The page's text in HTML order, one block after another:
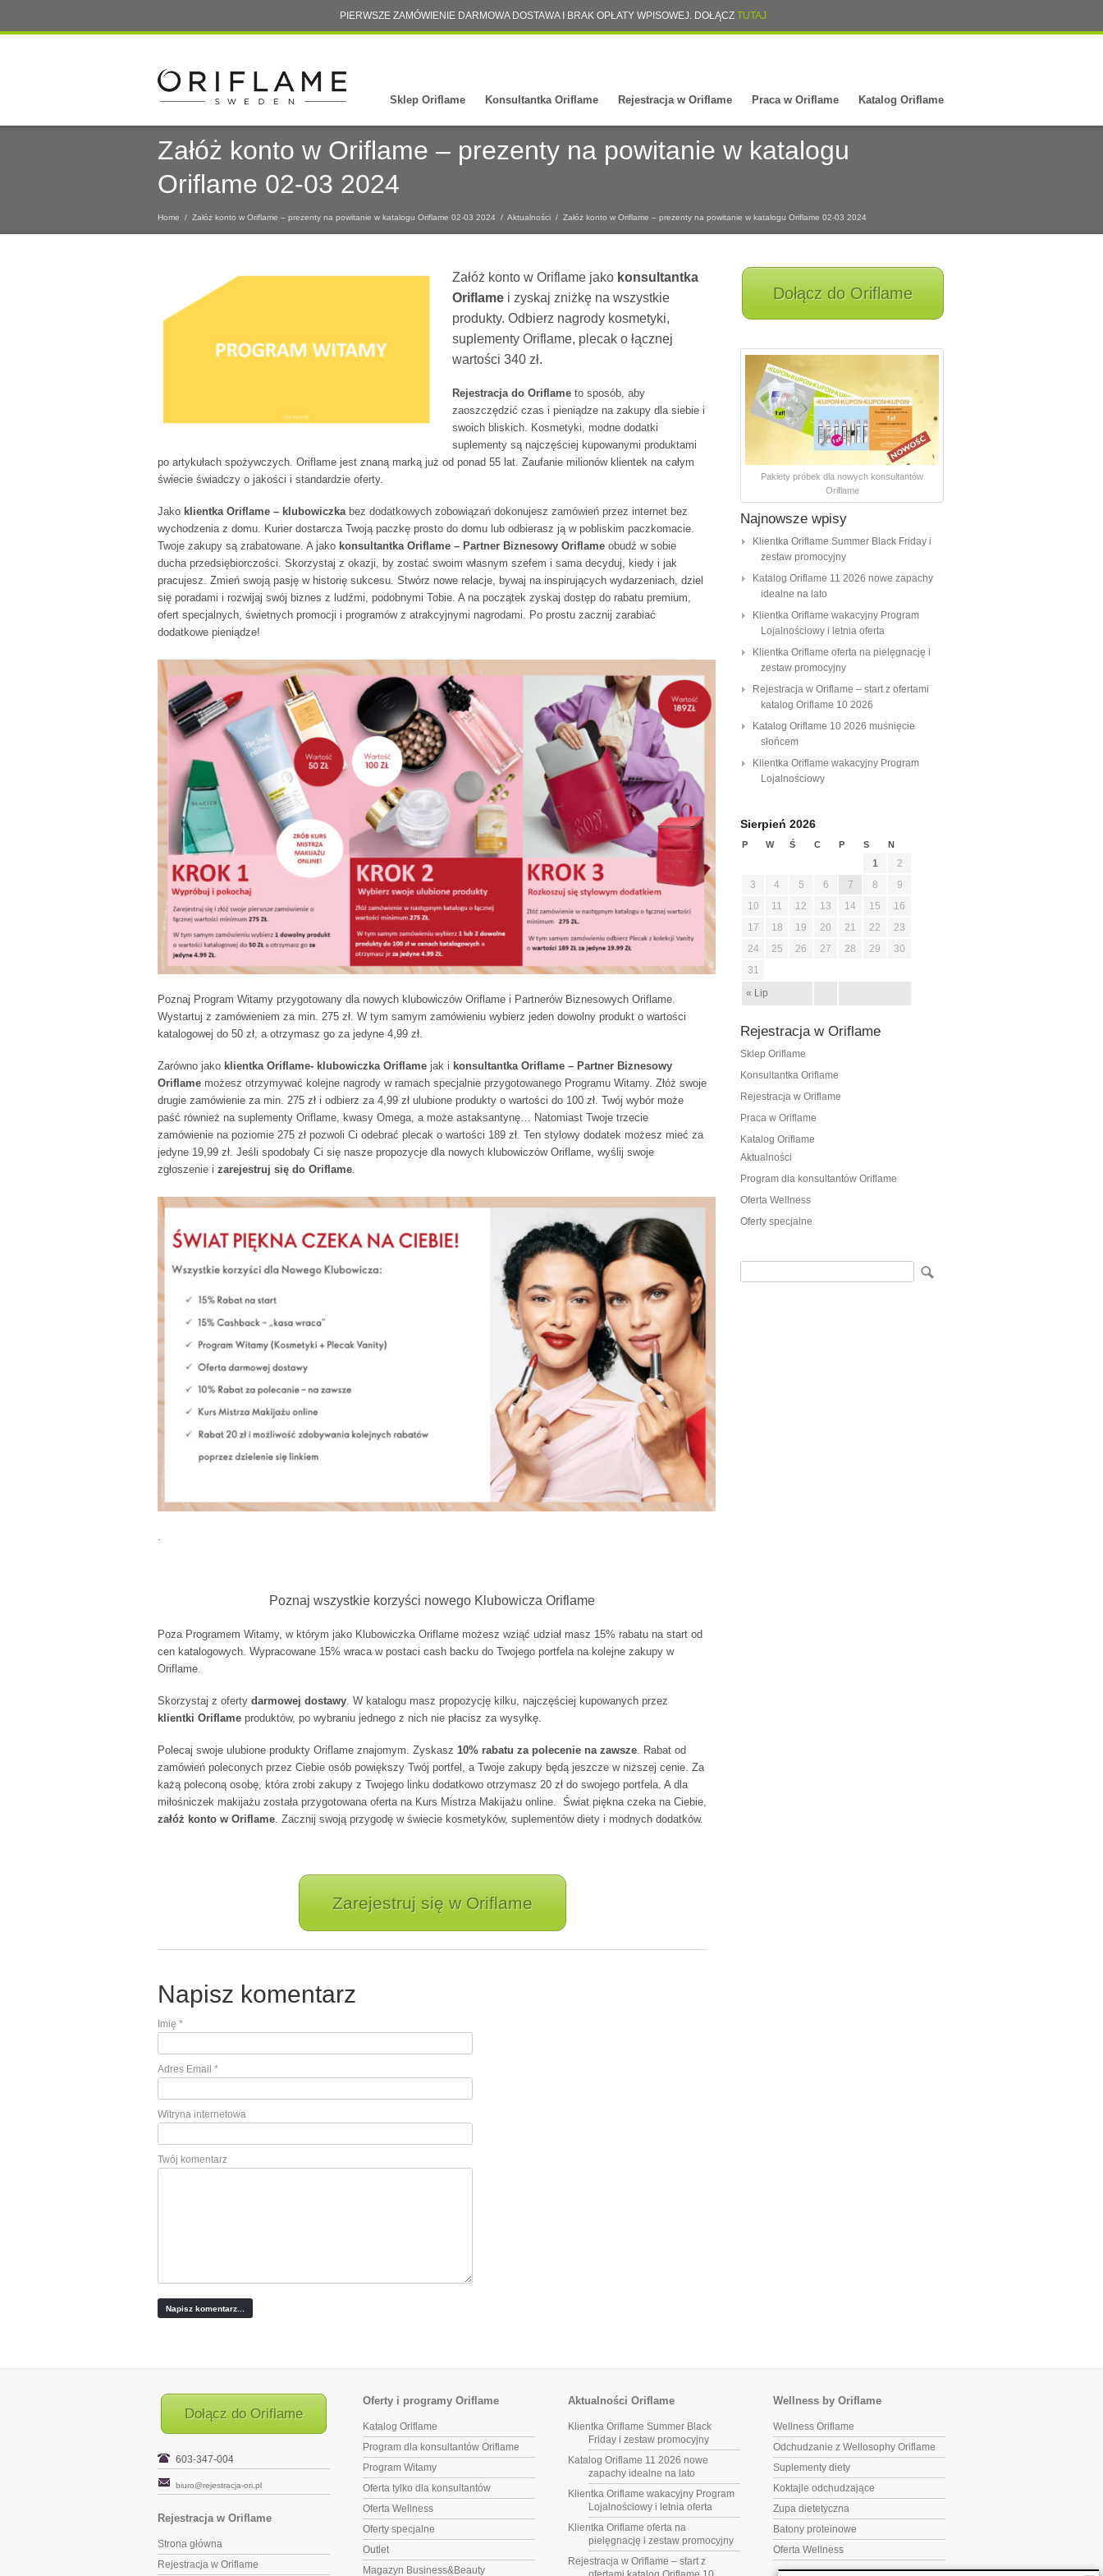
PIERWSZE ZAMÓWIENIE DARMOWA DOSTAWA I BRAK OPŁATY WPISOWEJ. DOŁĄCZ TUTAJ
Sklep Oriflame Konsultantka Oriflame Rejestracja w Oriflame Praca w Oriflame Katalog Oriflame
Załóż konto w Oriflame – prezenty na powitanie w katalogu
Oriflame 02-03 2024
Home / Załóż konto w Oriflame – prezenty na powitanie w katalogu Oriflame 02-03 2024 / Aktualności / Załóż konto w Oriflame – prezenty na powitanie w katalogu Oriflame 02-03 2024
Załóż konto w Oriflame jako konsultantka
Oriflame i zyskaj zniżkę na wszystkie
produkty. Odbierz nagrody kosmetyki,
suplementy Oriflame, plecak o łącznej
wartości 340 zł.
Rejestracja do Oriflame to sposób, aby
zaoszczędzić czas i pieniądze na zakupy dla siebie i
swoich bliskich. Kosmetyki, modne dodatki
suplementy są najczęściej kupowanymi produktami
po artykułach spożywczych. Oriflame jest znaną marką już od ponad 55 lat. Zaufanie milionów klientek na całym
świecie świadczy o jakości i standardzie oferty.
Jako klientka Oriflame – klubowiczka bez dodatkowych zobowiązań dokonujesz zamówień przez internet bez
wychodzenia z domu. Kurier dostarcza Twoją paczkę prosto do domu lub odbierasz ją w pobliskim paczkomacie.
Twoje zakupy są zrabatowane. A jako konsultantka Oriflame – Partner Biznesowy Oriflame obudź w sobie
ducha przedsiębiorczości. Skorzystaj z okazji, by zostać swoim własnym szefem i sama decyduj, kiedy i jak
pracujesz. Zmień swoją pasję w historię sukcesu. Stwórz nowe relacje, bywaj na inspirujących wydarzeniach, dziel
się poradami i rozwijaj swój biznes z ludźmi, podobnymi Tobie. A na początek zyskaj dostęp do rabatu premium,
ofert specjalnych, świetnych promocji i programów z atrakcyjnymi nagrodami. Po prostu zacznij zarabiać
dodatkowe pieniądze!
Poznaj Program Witamy przygotowany dla nowych klubowiczów Oriflame i Partnerów Biznesowych Oriflame.
Wystartuj z zamówieniem za min. 275 zł. W tym samym zamówieniu wybierz jeden dowolny produkt o wartości
katalogowej do 50 zł, a otrzymasz go za jedyne 4,99 zł.
Zarówno jako klientka Oriflame- klubowiczka Oriflame jak i konsultantka Oriflame – Partner Biznesowy
Oriflame możesz otrzymywać kolejne nagrody w ramach specjalnie przygotowanego Programu Witamy. Złóż swoje
drugie zamówienie za min. 275 zł i odbierz za 4,99 zł ulubione produkty o wartości do 100 zł. Twój wybór może
paść również na suplementy Oriflame, kwasy Omega, a może astaksantynę… Natomiast Twoje trzecie
zamówienie na poziomie 275 zł pozwoli Ci odebrać plecak o wartości 189 zł. Ten stylowy dodatek możesz mieć za
jedyne 19,99 zł. Jeśli spodobały Ci się nasze propozycje dla nowych klubowiczów Oriflame, wyślij swoje
zgłoszenie i zarejestruj się do Oriflame.
.
Poznaj wszystkie korzyści nowego Klubowicza Oriflame
Poza Programem Witamy, w którym jako Klubowiczka Oriflame możesz wziąć udział masz 15% rabatu na start od
cen katalogowych. Wypracowane 15% wraca w postaci cash backu do Twojego portfela na kolejne zakupy w
Oriflame.
Skorzystaj z oferty darmowej dostawy. W katalogu masz propozycję kilku, najczęściej kupowanych przez
klientki Oriflame produktów, po wybraniu jednego z nich nie płacisz za wysyłkę.
Polecaj swoje ulubione produkty Oriflame znajomym. Zyskasz 10% rabatu za polecenie na zawsze. Rabat od
zamówień poleconych przez Ciebie osób powiększy Twój portfel, a Twoje zakupy będą jeszcze w niższej cenie. Za
każą poleconą osobę, która zrobi zakupy z Twojego linku dodatkowo otrzymasz 20 zł do swojego portfela. A dla
miłośniczek makijażu została przygotowana oferta na Kurs Mistrza Makijażu online. Świat piękna czeka na Ciebie,
załóż konto w Oriflame. Zacznij swoją przygodę w świecie kosmetyków, suplementów diety i modnych dodatków.
Zarejestruj się w Oriflame
Napisz komentarz
Imię *
Adres Email *
Witryna internetowa
Twój komentarz
Dołącz do Oriflame
Pakiety próbek dla nowych konsultantów
Oriflame
Najnowsze wpisy
Klientka Oriflame Summer Black Friday i
zestaw promocyjny
Katalog Oriflame 11 2026 nowe zapachy
idealne na lato
Klientka Oriflame wakacyjny Program
Lojalnościowy i letnia oferta
Klientka Oriflame oferta na pielęgnację i
zestaw promocyjny
Rejestracja w Oriflame – start z ofertami
katalog Oriflame 10 2026
Katalog Oriflame 10 2026 muśnięcie
słońcem
Klientka Oriflame wakacyjny Program
Lojalnościowy
Sierpień 2026
P W Ś C P S N
« Lip
1
2
3
4 5 6 7 8
9
10
11 12 13 14 15
16
17
18 19 20 21 22
23
24
25 26 27 28 29
30
31
Rejestracja w Oriflame
Sklep Oriflame
Konsultantka Oriflame
Rejestracja w Oriflame
Praca w Oriflame
Katalog Oriflame
Aktualności
Program dla konsultantów Oriflame
Oferta Wellness
Oferty specjalne
Dołącz do Oriflame
603-347-004
biuro@rejestracja-ori.pl
Rejestracja w Oriflame
Strona główna
Rejestracja w Oriflame
Oferty i programy Oriflame
Katalog Oriflame
Program dla konsultantów Oriflame
Program Witamy
Oferta tylko dla konsultantów
Oferta Wellness
Oferty specjalne
Outlet
Magazyn Business&Beauty
Aktualności Oriflame
Klientka Oriflame Summer Black
Friday i zestaw promocyjny
Katalog Oriflame 11 2026 nowe
zapachy idealne na lato
Klientka Oriflame wakacyjny Program
Lojalnościowy i letnia oferta
Klientka Oriflame oferta na
pielęgnację i zestaw promocyjny
Rejestracja w Oriflame – start z
Wellness by Oriflame
Wellness Oriflame
Odchudzanie z Wellosophy Oriflame
Suplementy diety
Koktajle odchudzające
Zupa dietetyczna
Batony proteinowe
Oferta Wellness